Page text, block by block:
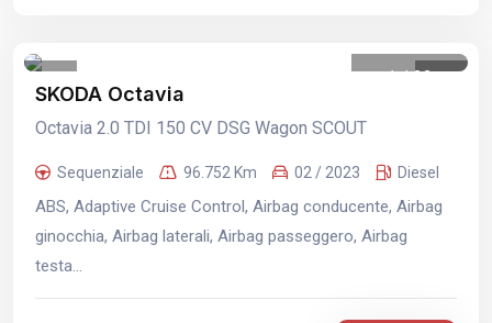
1 /32
SKODA Octavia
Octavia 2.0 TDI 150 CV DSG Wagon SCOUT
Sequenziale 96.752 Km 02 / 2023 Diesel
ABS, Adaptive Cruise Control, Airbag conducente, Airbag
ginocchia, Airbag laterali, Airbag passeggero, Airbag
testa...